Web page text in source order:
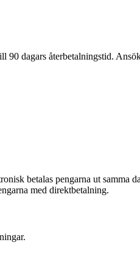
dagars återbetalningstid.
betalas pengarna ut
med direktbetalning.